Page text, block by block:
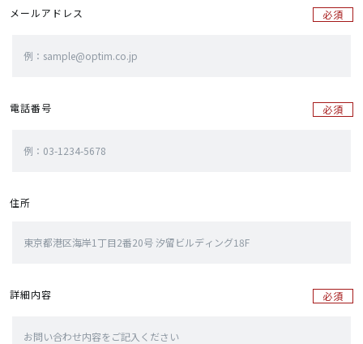
メールアドレス 必須
電話番号 必須
住所
詳細内容 必須